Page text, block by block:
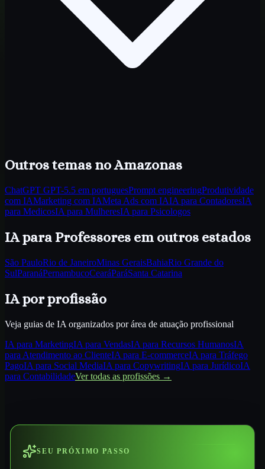
Outros temas no Amazonas
ChatGPT GPT-5.5 em portuguesPrompt engineeringProdutividade
com IAMarketing com IAMeta Ads com IAIA para ContadoresIA
para MedicosIA para MulheresIA para Psicologos
IA para Professores em outros estados
São PauloRio de JaneiroMinas GeraisBahiaRio Grande do
SulParanáPernambucoCearáParáSanta Catarina
IA por profissão
Veja guias de IA organizados por área de atuação profissional
IA para MarketingIA para VendasIA para Recursos HumanosIA
para Atendimento ao ClienteIA para E-commerceIA para Tráfego
PagoIA para Social MediaIA para CopywritingIA para JurídicoIA
para ContabilidadeVer todas as profissões →
SEU PRÓXIMO PASSO